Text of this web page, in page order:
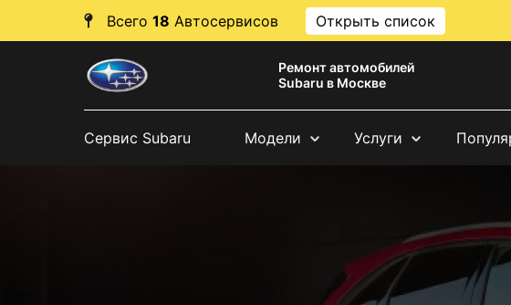
Всего 18 Автосервисов Открыть список
Ремонт автомобилей
Subaru в Москве
Сервис Subaru Модели Услуги